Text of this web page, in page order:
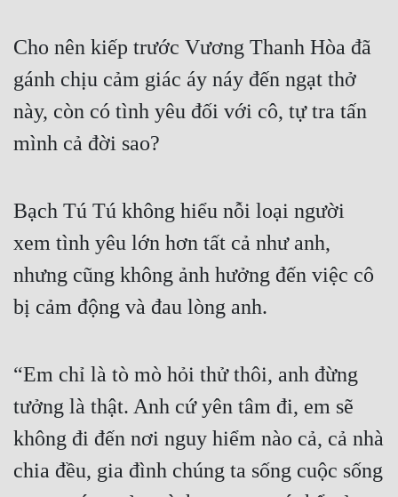
Cho nên kiếp trước Vương Thanh Hòa đã
gánh chịu cảm giác áy náy đến ngạt thở
này, còn có tình yêu đối với cô, tự tra tấn
mình cả đời sao?
Bạch Tú Tú không hiểu nỗi loại người
xem tình yêu lớn hơn tất cả như anh,
nhưng cũng không ảnh hưởng đến việc cô
bị cảm động và đau lòng anh.
“Em chỉ là tò mò hỏi thử thôi, anh đừng
tưởng là thật. Anh cứ yên tâm đi, em sẽ
không đi đến nơi nguy hiểm nào cả, cả nhà
chia đều, gia đình chúng ta sống cuộc sống